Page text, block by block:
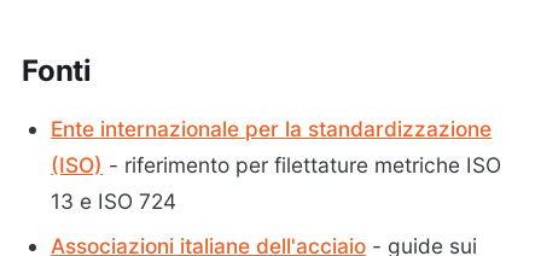
Fonti
Ente internazionale per la standardizzazione
(ISO) - riferimento per filettature metriche ISO
13 e ISO 724
Associazioni italiane dell'acciaio - guide sui